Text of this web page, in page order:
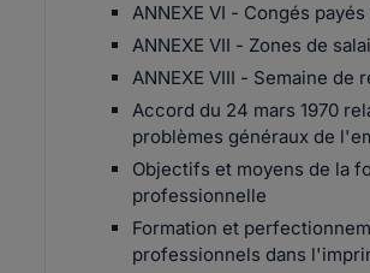
ANNEXE VI - Congés
ANNEXE VII - Zones de
ANNEXE VIII - Semaine de
Accord du 24 mars 1970
problèmes généraux de
Objectifs et moyens de la
professionnelle
Formation et
professionnels dans